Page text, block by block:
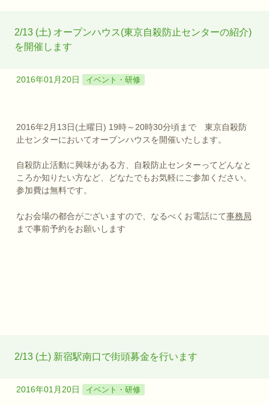
2/13 (土) オープンハウス(東京自殺防止センターの紹介)
を開催します
2016年01月20日 イベント・研修
2016年2月13日(土曜日) 19時～20時30分頃まで 東京自殺防
止センターにおいてオーブンハウスを開催いたします。
自殺防止活動に興味がある方、自殺防止センターってどんなと
ころか知りたい方など、どなたでもお気軽にご参加ください。
参加費は無料です。
なお会場の都合がございますので、なるべくお電話にて事務局
まで事前予約をお願いします
2/13 (土) 新宿駅南口で街頭募金を行います
2016年01月20日 イベント・研修